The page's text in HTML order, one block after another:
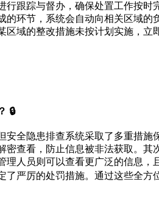
行跟踪与督办，确保处置工作按
环节，系统会自动向相关区域
域的整改措施未按计划实施，
🔒
安全隐患排查系统采取了多重措
密查看，防止信息被非法获取。
人员则可以查看更广泛的信息
了严厉的处罚措施。通过这些全